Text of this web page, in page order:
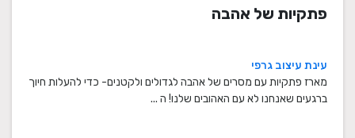
פתקיות של אהבה
עינת עיצוב גרפי
מארז פתקיות עם מסרים של אהבה לגדולים ולקטנים- כדי להעלות חיוך
ברגעים שאנחנו לא עם האהובים שלנו! ה ...